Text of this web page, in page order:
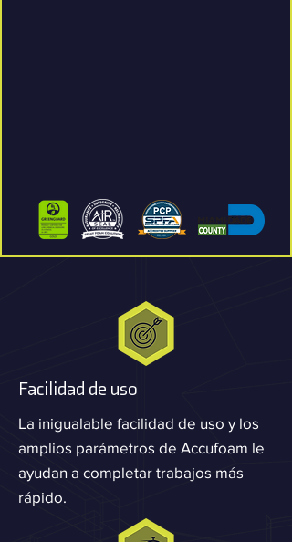
Facilidad de uso
La inigualable facilidad de uso y los
amplios parámetros de Accufoam le
ayudan a completar trabajos más
rápido.